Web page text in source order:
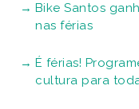
Bike Santos
nas férias
É férias!
cultura para